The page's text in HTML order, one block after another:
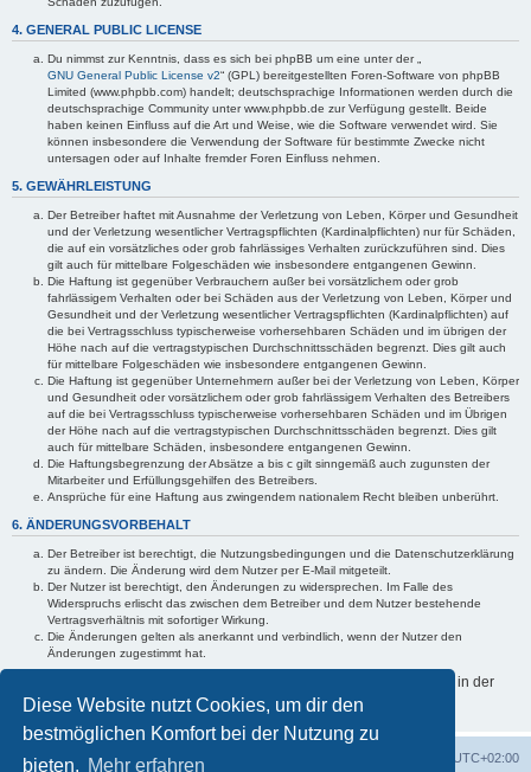
Diese Website nutzt Cookies, um dir den
bestmöglichen Komfort bei der Nutzung zu
bieten. Mehr erfahren
4. GENERAL PUBLIC LICENSE
Du nimmst zur Kenntnis, dass es sich bei phpBB um eine unter der „
GNU General Public License v2“ (GPL) bereitgestellten Foren-Software von phpBB
Limited (www.phpbb.com) handelt; deutschsprachige Informationen werden durch die
deutschsprachige Community unter www.phpbb.de zur Verfügung gestellt. Beide
haben keinen Einfluss auf die Art und Weise, wie die Software verwendet wird. Sie
können insbesondere die Verwendung der Software für bestimmte Zwecke nicht
untersagen oder auf Inhalte fremder Foren Einfluss nehmen.
5. GEWÄHRLEISTUNG
Der Betreiber haftet mit Ausnahme der Verletzung von Leben, Körper und Gesundheit
und der Verletzung wesentlicher Vertragspflichten (Kardinalpflichten) nur für Schäden,
die auf ein vorsätzliches oder grob fahrlässiges Verhalten zurückzuführen sind. Dies
gilt auch für mittelbare Folgeschäden wie insbesondere entgangenen Gewinn.
Die Haftung ist gegenüber Verbrauchern außer bei vorsätzlichem oder grob
fahrlässigem Verhalten oder bei Schäden aus der Verletzung von Leben, Körper und
Gesundheit und der Verletzung wesentlicher Vertragspflichten (Kardinalpflichten) auf
die bei Vertragsschluss typischerweise vorhersehbaren Schäden und im übrigen der
Höhe nach auf die vertragstypischen Durchschnittsschäden begrenzt. Dies gilt auch
für mittelbare Folgeschäden wie insbesondere entgangenen Gewinn.
Die Haftung ist gegenüber Unternehmern außer bei der Verletzung von Leben, Körper
und Gesundheit oder vorsätzlichem oder grob fahrlässigem Verhalten des Betreibers
auf die bei Vertragsschluss typischerweise vorhersehbaren Schäden und im Übrigen
der Höhe nach auf die vertragstypischen Durchschnittsschäden begrenzt. Dies gilt
auch für mittelbare Schäden, insbesondere entgangenen Gewinn.
Die Haftungsbegrenzung der Absätze a bis c gilt sinngemäß auch zugunsten der
Mitarbeiter und Erfüllungsgehilfen des Betreibers.
Ansprüche für eine Haftung aus zwingendem nationalem Recht bleiben unberührt.
6. ÄNDERUNGSVORBEHALT
Der Betreiber ist berechtigt, die Nutzungsbedingungen und die Datenschutzerklärung
zu ändern. Die Änderung wird dem Nutzer per E-Mail mitgeteilt.
Der Nutzer ist berechtigt, den Änderungen zu widersprechen. Im Falle des
Widerspruchs erlischt das zwischen dem Betreiber und dem Nutzer bestehende
Vertragsverhältnis mit sofortiger Wirkung.
Die Änderungen gelten als anerkannt und verbindlich, wenn der Nutzer den
Änderungen zugestimmt hat.
Informationen über den Umgang mit deinen persönlichen Daten sind in der
Datenschutzerklärung enthalten.
Foren-Übersicht UTC+02:00